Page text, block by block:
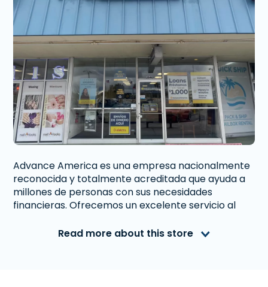
Advance America es una empresa nacionalmente
reconocida y totalmente acreditada que ayuda a
millones de personas con sus necesidades
financieras. Ofrecemos un excelente servicio al
necesitan dinero inmediato. Con nosotros obtener
Read more about this store